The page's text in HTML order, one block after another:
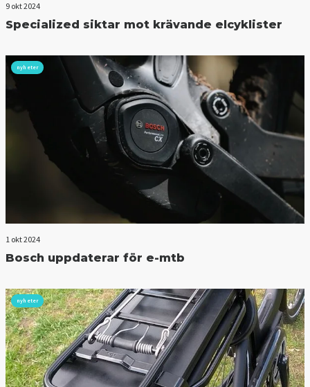
9 okt 2024
Specialized siktar mot krävande elcyklister
nyheter
1 okt 2024
Bosch uppdaterar för e-mtb
nyheter